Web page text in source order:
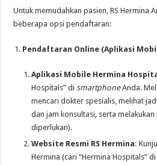
Untuk memudahkan pasien, RS Hermina
beberapa opsi pendaftaran:
Pendaftaran Online (Aplikasi
Aplikasi Mobile Hermina
Hospitals” dismartphoneAnda.
mencari dokter spesialis, melihat
dan jam konsultasi, serta
diperlukan).
Website Resmi RS Hermina:
Hermina (cari “Hermina Hospitals”